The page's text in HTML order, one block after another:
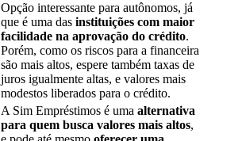
Opção interessante para autônomos, já
que é uma das instituições com maior
facilidade na aprovação do crédito.
Porém, como os riscos para a financeira
são mais altos, espere também taxas de
juros igualmente altas, e valores mais
modestos liberados para o crédito.
A Sim Empréstimos é uma alternativa
para quem busca valores mais altos,